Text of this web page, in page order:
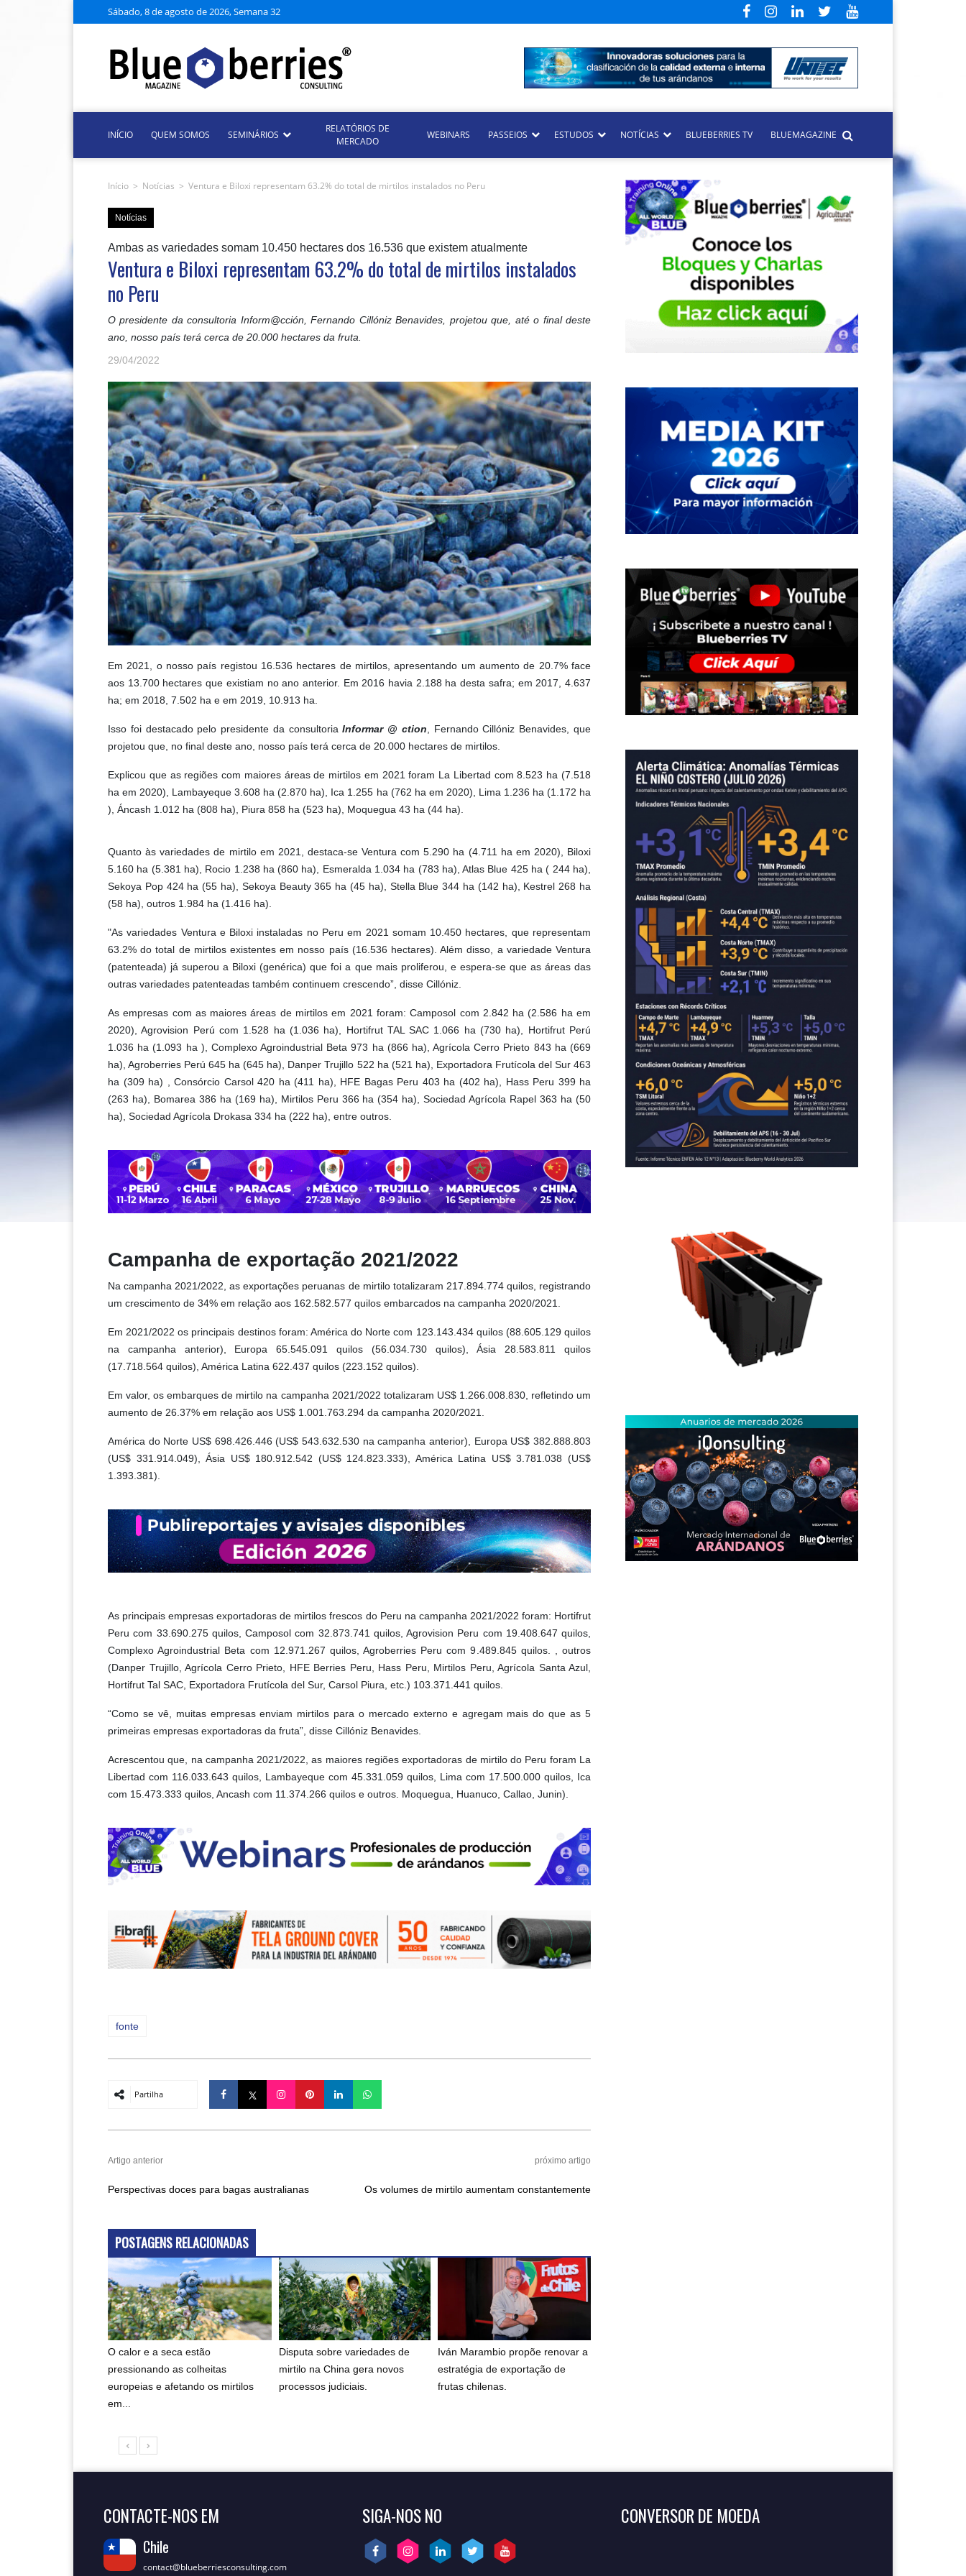
Sábado, 8 de agosto de 2026, Semana 32
INÍCIO QUEM SOMOS SEMINÁRIOS
RELATÓRIOS DE
MERCADO
WEBINARS PASSEIOS ESTUDOS NOTÍCIAS BLUEBERRIES TV BLUEMAGAZINE
Início > Notícias > Ventura e Biloxi representam 63.2% do total de mirtilos instalados no Peru
Notícias
Ambas as variedades somam 10.450 hectares dos 16.536 que existem atualmente
Ventura e Biloxi representam 63.2% do total de mirtilos instalados
no Peru
O presidente da consultoria Inform@cción, Fernando Cillóniz Benavides, projetou que, até o final deste
ano, nosso país terá cerca de 20.000 hectares da fruta.
29/04/2022
Em 2021, o nosso país registou 16.536 hectares de mirtilos, apresentando um aumento de 20.7% face
aos 13.700 hectares que existiam no ano anterior. Em 2016 havia 2.188 ha desta safra; em 2017, 4.637
ha; em 2018, 7.502 ha e em 2019, 10.913 ha.
Isso foi destacado pelo presidente da consultoriaInformar @ ction , Fernando Cillóniz Benavides, que
projetou que, no final deste ano, nosso país terá cerca de 20.000 hectares de mirtilos.
Explicou que as regiões com maiores áreas de mirtilos em 2021 foram La Libertad com 8.523 ha (7.518
ha em 2020), Lambayeque 3.608 ha (2.870 ha), Ica 1.255 ha (762 ha em 2020), Lima 1.236 ha (1.172 ha
), Áncash 1.012 ha (808 ha), Piura 858 ha (523 ha), Moquegua 43 ha (44 ha).
Quanto às variedades de mirtilo em 2021, destaca-se Ventura com 5.290 ha (4.711 ha em 2020), Biloxi
5.160 ha (5.381 ha), Rocio 1.238 ha (860 ha), Esmeralda 1.034 ha (783 ha), Atlas Blue 425 ha ( 244 ha),
Sekoya Pop 424 ha (55 ha), Sekoya Beauty 365 ha (45 ha), Stella Blue 344 ha (142 ha), Kestrel 268 ha
(58 ha), outros 1.984 ha (1.416 ha).
"As variedades Ventura e Biloxi instaladas no Peru em 2021 somam 10.450 hectares, que representam
63.2% do total de mirtilos existentes em nosso país (16.536 hectares). Além disso, a variedade Ventura
(patenteada) já superou a Biloxi (genérica) que foi a que mais proliferou, e espera-se que as áreas das
outras variedades patenteadas também continuem crescendo”, disse Cillóniz.
As empresas com as maiores áreas de mirtilos em 2021 foram: Camposol com 2.842 ha (2.586 ha em
2020), Agrovision Perú com 1.528 ha (1.036 ha), Hortifrut TAL SAC 1.066 ha (730 ha), Hortifrut Perú
1.036 ha (1.093 ha ), Complexo Agroindustrial Beta 973 ha (866 ha), Agrícola Cerro Prieto 843 ha (669
ha), Agroberries Perú 645 ha (645 ha), Danper Trujillo 522 ha (521 ha), Exportadora Frutícola del Sur 463
ha (309 ha) , Consórcio Carsol 420 ha (411 ha), HFE Bagas Peru 403 ha (402 ha), Hass Peru 399 ha
(263 ha), Bomarea 386 ha (169 ha), Mirtilos Peru 366 ha (354 ha), Sociedad Agrícola Rapel 363 ha (50
ha), Sociedad Agrícola Drokasa 334 ha (222 ha), entre outros.
Campanha de exportação 2021/2022
Na campanha 2021/2022, as exportações peruanas de mirtilo totalizaram 217.894.774 quilos, registrando
um crescimento de 34% em relação aos 162.582.577 quilos embarcados na campanha 2020/2021.
Em 2021/2022 os principais destinos foram: América do Norte com 123.143.434 quilos (88.605.129 quilos
na campanha anterior), Europa 65.545.091 quilos (56.034.730 quilos), Ásia 28.583.811 quilos
(17.718.564 quilos), América Latina 622.437 quilos (223.152 quilos).
Em valor, os embarques de mirtilo na campanha 2021/2022 totalizaram US$ 1.266.008.830, refletindo um
aumento de 26.37% em relação aos US$ 1.001.763.294 da campanha 2020/2021.
América do Norte US$ 698.426.446 (US$ 543.632.530 na campanha anterior), Europa US$ 382.888.803
(US$ 331.914.049), Ásia US$ 180.912.542 (US$ 124.823.333), América Latina US$ 3.781.038 (US$
1.393.381).
As principais empresas exportadoras de mirtilos frescos do Peru na campanha 2021/2022 foram: Hortifrut
Peru com 33.690.275 quilos, Camposol com 32.873.741 quilos, Agrovision Peru com 19.408.647 quilos,
Complexo Agroindustrial Beta com 12.971.267 quilos, Agroberries Peru com 9.489.845 quilos. , outros
(Danper Trujillo, Agrícola Cerro Prieto, HFE Berries Peru, Hass Peru, Mirtilos Peru, Agrícola Santa Azul,
Hortifrut Tal SAC, Exportadora Frutícola del Sur, Carsol Piura, etc.) 103.371.441 quilos.
“Como se vê, muitas empresas enviam mirtilos para o mercado externo e agregam mais do que as 5
primeiras empresas exportadoras da fruta”, disse Cillóniz Benavides.
Acrescentou que, na campanha 2021/2022, as maiores regiões exportadoras de mirtilo do Peru foram La
Libertad com 116.033.643 quilos, Lambayeque com 45.331.059 quilos, Lima com 17.500.000 quilos, Ica
com 15.473.333 quilos, Ancash com 11.374.266 quilos e outros. Moquegua, Huanuco, Callao, Junin).
fonte
Partilha
Artigo anterior
Perspectivas doces para bagas australianas
próximo artigo
Os volumes de mirtilo aumentam constantemente
POSTAGENS RELACIONADAS
O calor e a seca estão
pressionando as colheitas
europeias e afetando os mirtilos
em...
Disputa sobre variedades de
mirtilo na China gera novos
processos judiciais.
Iván Marambio propõe renovar a
estratégia de exportação de
frutas chilenas.
CONTACTE-NOS EM
Chile
contact@blueberriesconsulting.com
SIGA-NOS NO CONVERSOR DE MOEDA